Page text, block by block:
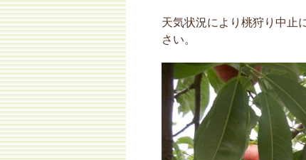
天気状況により桃狩り中止
さい。